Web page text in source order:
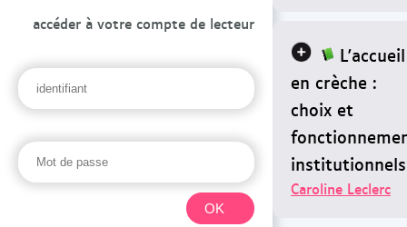
L'accueil
en crèche :
choix et
institutionnels
Caroline Leclerc
accéder à votre compte de lecteur